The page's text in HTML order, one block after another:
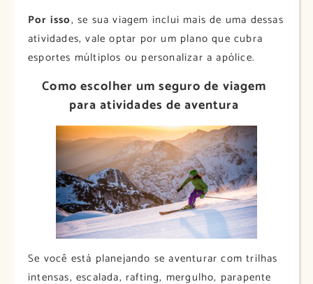
Por isso, se sua viagem inclui mais de uma dessas
atividades, vale optar por um plano que cubra
esportes múltiplos ou personalizar a apólice.
Como escolher um seguro de viagem
para atividades de aventura
Se você está planejando se aventurar com trilhas
intensas, escalada, rafting, mergulho, parapente